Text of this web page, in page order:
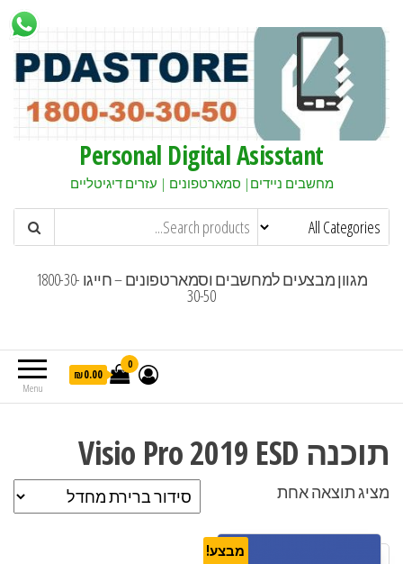
Personal Digital Asisstant
מחשבים ניידים| סמארטפונים | עזרים דיגיטליים
מגוון מבצעים למחשבים וסמארטפונים – חייגו 1800-30-
30-50
Menu
0
₪0.00
תוכנה Visio Pro 2019 ESD
מציג תוצאה אחת
מבצע!